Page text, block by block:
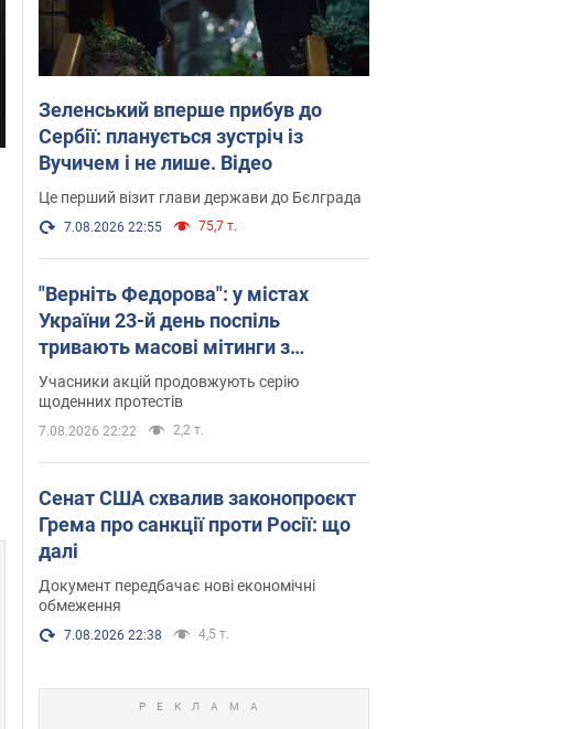
Зеленський вперше прибув до
Сербії: планується зустріч із
Вучичем і не лише. Відео
Це перший візит глави держави до Бєлграда
7.08.2026 22:55 75,7 т.
"Верніть Федорова": у містах
України 23-й день поспіль
тривають масові мітинги з
картонками. Фото і відео
Учасники акцій продовжують серію
щоденних протестів
7.08.2026 22:22 2,2 т.
Сенат США схвалив законопроєкт
Грема про санкції проти Росії: що
далі
Документ передбачає нові економічні
обмеження
7.08.2026 22:38 4,5 т.